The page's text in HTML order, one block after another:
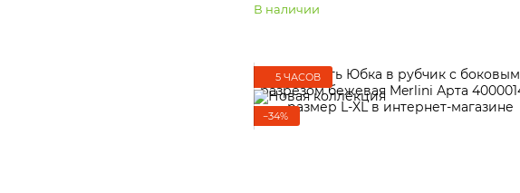
В наличии
5 ЧАСОВ
−34%